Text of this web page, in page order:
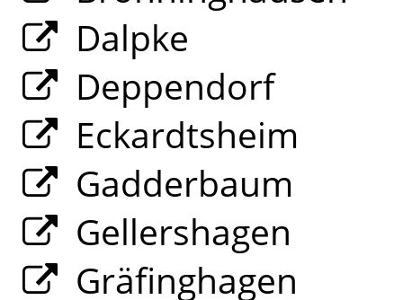
Dalpke
Deppendorf
Eckardtsheim
Gadderbaum
Gellershagen
Gräfinghagen